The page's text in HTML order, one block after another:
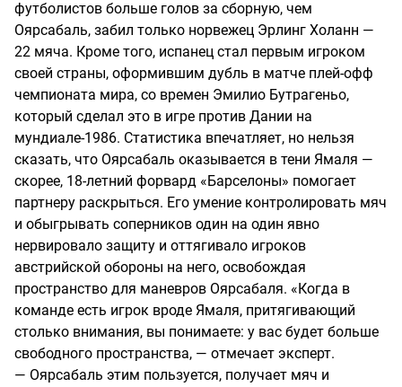
футболистов больше голов за сборную, чем
Оярсабаль, забил только норвежец Эрлинг Холанн —
22 мяча. Кроме того, испанец стал первым игроком
своей страны, оформившим дубль в матче плей-офф
чемпионата мира, со времен Эмилио Бутрагеньо,
который сделал это в игре против Дании на
мундиале-1986. Статистика впечатляет, но нельзя
сказать, что Оярсабаль оказывается в тени Ямаля —
скорее, 18-летний форвард «Барселоны» помогает
партнеру раскрыться. Его умение контролировать мяч
и обыгрывать соперников один на один явно
нервировало защиту и оттягивало игроков
австрийской обороны на него, освобождая
пространство для маневров Оярсабаля. «Когда в
команде есть игрок вроде Ямаля, притягивающий
столько внимания, вы понимаете: у вас будет больше
свободного пространства, — отмечает эксперт.
— Оярсабаль этим пользуется, получает мяч и